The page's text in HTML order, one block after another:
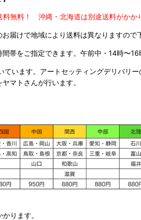
料無料！ 沖縄・北海道は別途送料がかか
お届けで地域により送料は異なりますので
帯をご指定できます。 午前中・14時〜
ています。アートセッティングデリバリ
マトさんが行います。
ります。